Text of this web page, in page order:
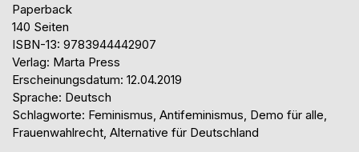
Paperback
140 Seiten
ISBN-13: 9783944442907
Verlag: Marta Press
Erscheinungsdatum: 12.04.2019
Sprache: Deutsch
Schlagworte: Feminismus, Antifeminismus, Demo für alle,
Frauenwahlrecht, Alternative für Deutschland